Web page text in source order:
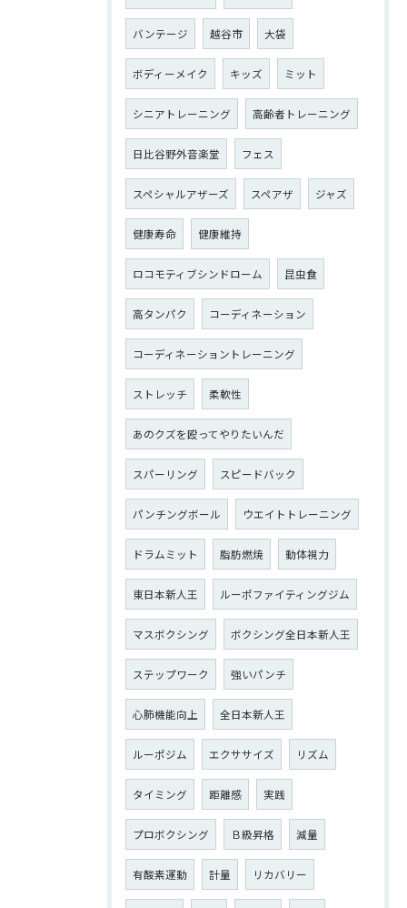
バンテージ 越谷市 大袋
ボディーメイク キッズ ミット
シニアトレーニング 高齢者トレーニング
日比谷野外音楽堂 フェス
スペシャルアザーズ スペアザ ジャズ
健康寿命 健康維持
ロコモティブシンドローム 昆虫食
高タンパク コーディネーション
コーディネーショントレーニング
ストレッチ 柔軟性
あのクズを殴ってやりたいんだ
スパーリング スピードバック
パンチングボール ウエイトトレーニング
ドラムミット 脂肪燃焼 動体視力
東日本新人王 ルーポファイティングジム
マスボクシング ボクシング全日本新人王
ステップワーク 強いパンチ
心肺機能向上 全日本新人王
ルーポジム エクササイズ リズム
タイミング 距離感 実践
プロボクシング Ｂ級昇格 減量
有酸素運動 計量 リカバリー